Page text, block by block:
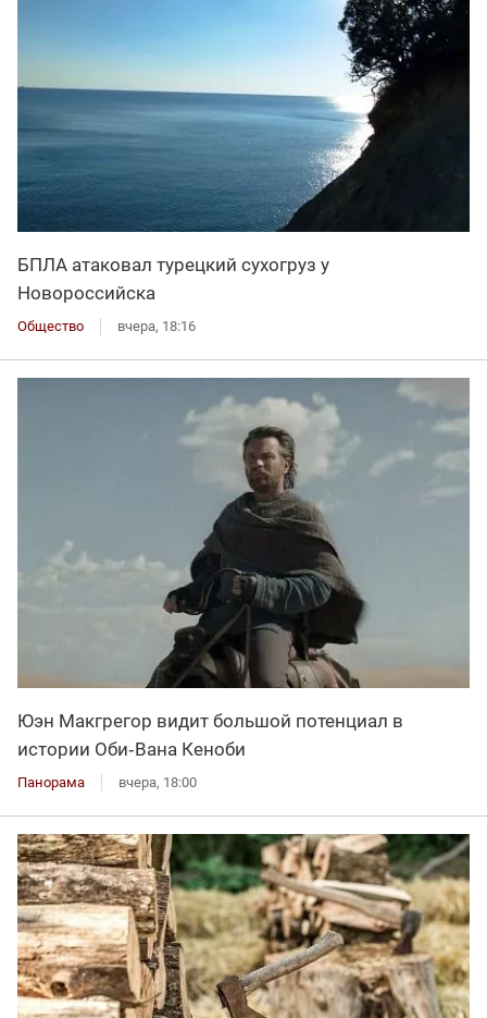
БПЛА атаковал турецкий сухогруз у
Новороссийска
Общество вчера, 18:16
Юэн Макгрегор видит большой потенциал в
истории Оби‑Вана Кеноби
Панорама вчера, 18:00